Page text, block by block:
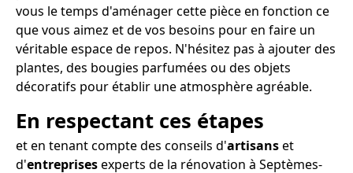
vous le temps d'aménager cette pièce en fonction ce
que vous aimez et de vos besoins pour en faire un
véritable espace de repos. N'hésitez pas à ajouter des
plantes, des bougies parfumées ou des objets
décoratifs pour établir une atmosphère agréable.
En respectant ces étapes
et en tenant compte des conseils d'artisanset
d'entreprisesexperts de la rénovation à Septèmes-